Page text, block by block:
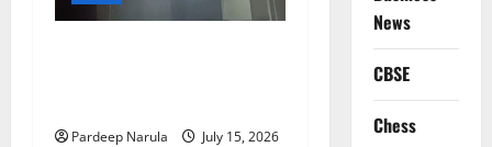
Pardeep Narula
July 15, 2026
News
CBSE
Chess